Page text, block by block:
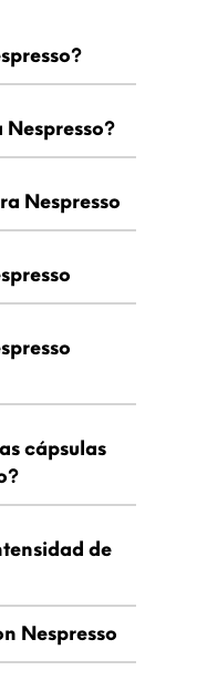
Nespresso?
Nespresso
cápsulas
de
Nespresso